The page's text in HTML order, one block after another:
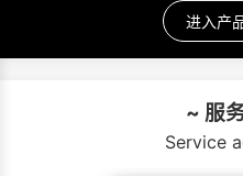
进入产
~ 服
Service